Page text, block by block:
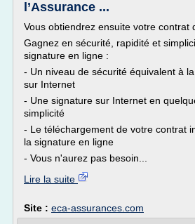
l’Assurance ...
Vous obtiendrez ensuite votre contrat
Gagnez en sécurité, rapidité et
signature en ligne :
- Un niveau de sécurité équivalent à
sur Internet
- Une signature sur Internet en
simplicité
- Le téléchargement de votre contrat
la signature en ligne
- Vous n'aurez pas besoin...
Lire la suite
Site : eca-assurances.com